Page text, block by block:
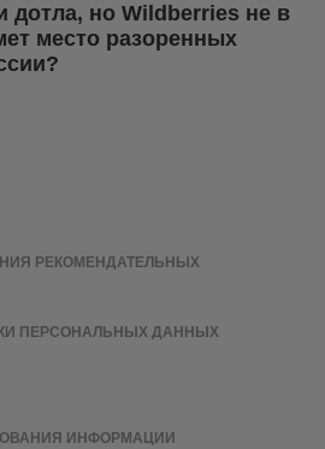
дотла, но Wildberries не в
место разоренных
РЕКОМЕНДАТЕЛЬНЫХ
ПЕРСОНАЛЬНЫХ ДАННЫХ
ИНФОРМАЦИИ